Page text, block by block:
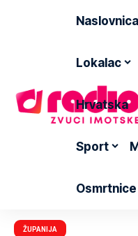
Naslovnica
Lokalac
Hrvatska
Sport
Osmrtnice
ŽUPANIJA